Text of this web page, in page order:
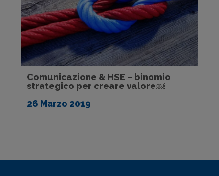
Comunicazione & HSE – binomio
strategico per creare valore￼
26 Marzo 2019